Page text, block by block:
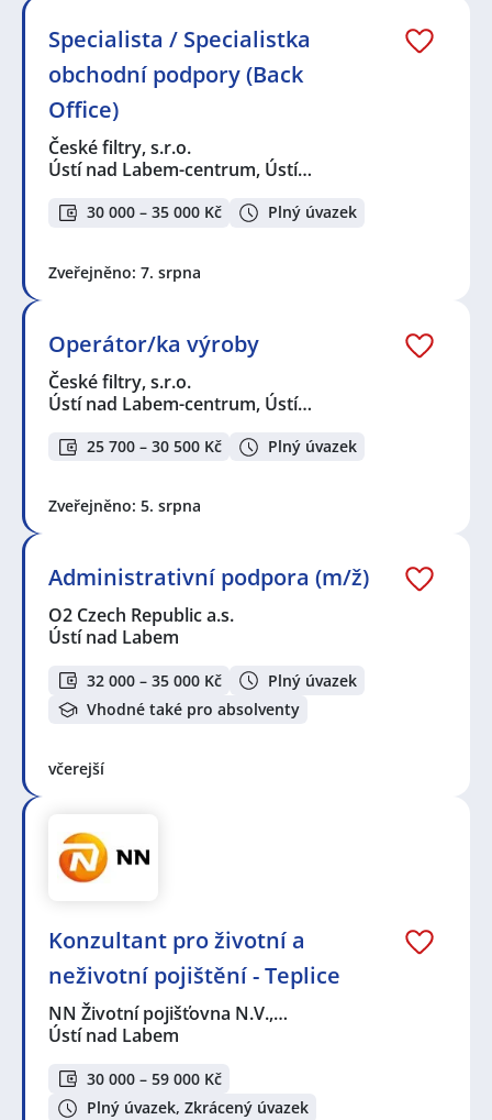
Specialista / Specialistka
obchodní podpory (Back
Office)
České filtry, s.r.o.
Ústí nad Labem-centrum, Ústí…
30 000 – 35 000 Kč Plný úvazek
Zveřejněno: 7. srpna
Operátor/ka výroby
České filtry, s.r.o.
Ústí nad Labem-centrum, Ústí…
25 700 – 30 500 Kč Plný úvazek
Zveřejněno: 5. srpna
Administrativní podpora (m/ž)
O2 Czech Republic a.s.
Ústí nad Labem
32 000 – 35 000 Kč
Plný úvazek
Vhodné také pro absolventy
včerejší
Konzultant pro životní a
neživotní pojištění - Teplice
NN Životní pojišťovna N.V.,…
Ústí nad Labem
30 000 – 59 000 Kč
Plný úvazek, Zkrácený úvazek